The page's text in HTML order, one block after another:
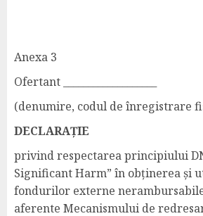
Anexa 3
Ofertant ___________________
(denumire, codul de înregistrare
DECLARAȚIE
privind respectarea principiului
Significant Harm” în obținerea și
fondurilor externe
aferente Mecanismului de